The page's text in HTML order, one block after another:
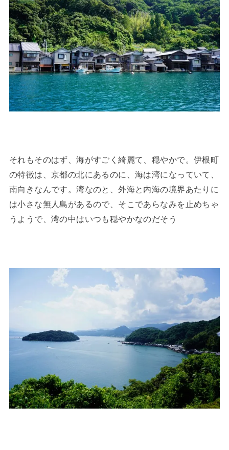
それもそのはず、海がすごく綺麗て、穏やかで。伊根町
の特徴は、京都の北にあるのに、海は湾になっていて、
南向きなんです。湾なのと、外海と内海の境界あたりに
は小さな無人島があるので、そこであらなみを止めちゃ
うようで、湾の中はいつも穏やかなのだそう